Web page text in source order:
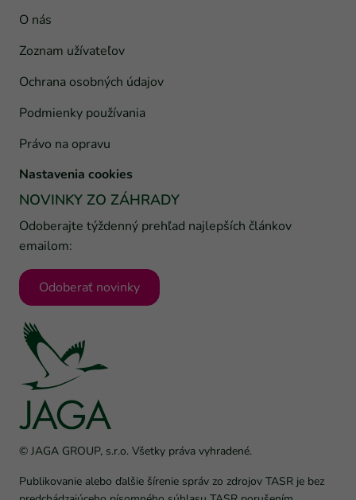
© JAGA GROUP, s.r.o. Všetky práva vyhradené.
Publikovanie alebo ďalšie šírenie správ zo zdrojov TASR je bez
O nás
Zoznam užívateľov
Ochrana osobných údajov
Podmienky používania
Právo na opravu
Nastavenia cookies
NOVINKY ZO ZÁHRADY
Odoberajte týždenný prehľad najlepších článkov
emailom:
Odoberať novinky